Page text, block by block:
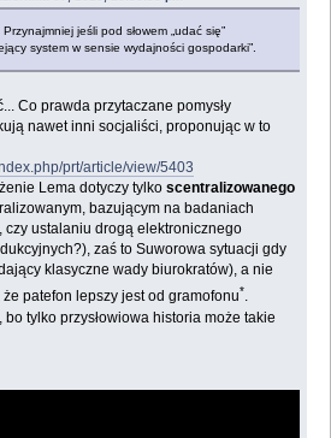
jeśli pod słowem „udać się”
system w sensie wydajności gospodarki”.
Co prawda przytaczane pomysły
nawet inni socjaliści, proponując w to
prt/article/view/5403
Lema dotyczy tylkoscentralizowanego
bazującym na badaniach
ustalaniu drogą elektronicznego
zaś to Suworowa sytuacji gdy
klasyczne wady biurokratów), a nie
patefon lepszy jest od gramofonu*.
tylko przysłowiowa historia może takie